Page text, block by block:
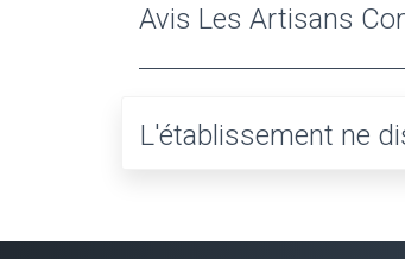
Avis Les Artisans
L'établissement ne